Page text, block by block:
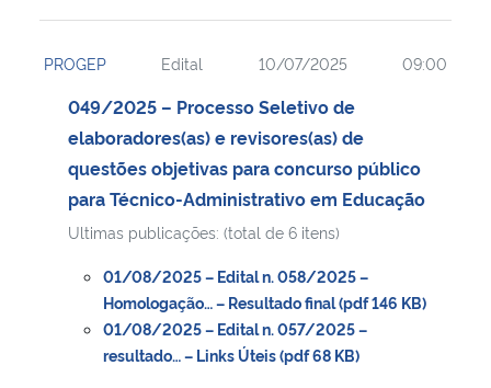
Banco Central do Brasil
PROGEP Edital 10/07/2025 09:00
049/2025 – Processo Seletivo de
elaboradores(as) e revisores(as) de
questões objetivas para concurso público
para Técnico-Administrativo em Educação
Ultimas publicações: (total de 6 itens)
01/08/2025 – Edital n. 058/2025 –
Homologação… – Resultado final (pdf 146 KB)
01/08/2025 – Edital n. 057/2025 –
resultado… – Links Úteis (pdf 68 KB)